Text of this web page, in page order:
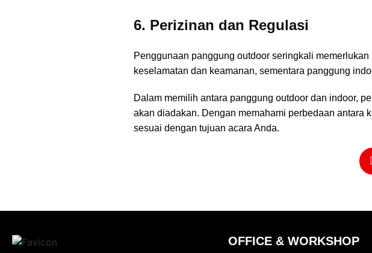
6. Perizinan dan Regulasi
Penggunaan panggung outdoor seringkali
keselamatan dan keamanan, sementara panggung
Dalam memilih antara panggung outdoor dan indoor,
akan diadakan. Dengan memahami perbedaan antara
sesuai dengan tujuan acara Anda.
OFFICE & WORKSHOP